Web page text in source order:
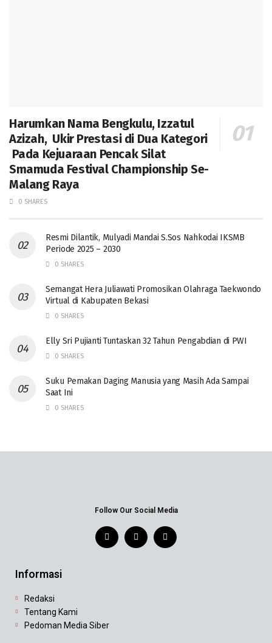
Harumkan Nama Bengkulu, Izzatul
Azizah, Ukir Prestasi di Dua Kategori
Pada Kejuaraan Pencak Silat
Smamuda Festival Championship Se-
Malang Raya
0 SHARES
Resmi Dilantik, Mulyadi Mandai S.Sos Nahkodai IKSMB
Periode 2025 – 2030
0 SHARES
Semangat Hera Juliawati Promosikan Olahraga Taekwondo
Virtual di Kabupaten Bekasi
0 SHARES
Elly Sri Pujianti Tuntaskan 32 Tahun Pengabdian di PWI
0 SHARES
‎Suku Pemakan Daging Manusia yang Masih Ada Sampai
Saat Ini
0 SHARES
Follow Our Social Media
Informasi
Redaksi
Tentang Kami
Pedoman Media Siber